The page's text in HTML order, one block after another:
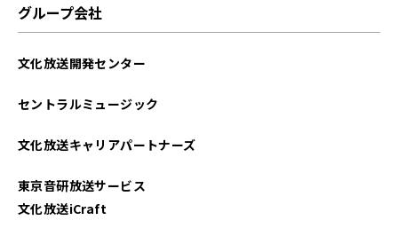
グループ会社
文化放送開発センター
セントラルミュージック
文化放送キャリアパートナーズ
東京音研放送サービス
文化放送iCraft